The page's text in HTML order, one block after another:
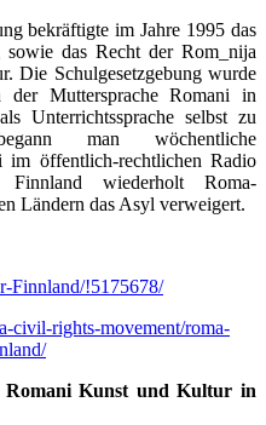
bekräftigte im Jahre 1995 das
sowie das Recht der Rom_nija
Die Schulgesetzgebung wurde
Muttersprache Romani in
Unterrichtssprache selbst zu
man wöchentliche
im öffentlich-rechtlichen Radio
wiederholt Roma-
Ländern das Asyl verweigert.
Finnland/!5175678/
civil-rights-movement/roma-
Kunst und Kultur in